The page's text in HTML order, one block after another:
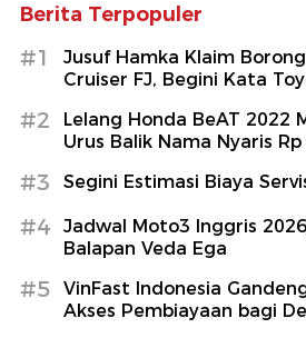
Berita Terpopuler
#1
Jusuf Hamka Klaim
Cruiser FJ, Begini Kata
#2
Lelang Honda BeAT 2022
Urus Balik Nama Nyaris
#3 Segini Estimasi Biaya
#4
Jadwal Moto3 Inggris
Balapan Veda Ega
#5
VinFast Indonesia
Akses Pembiayaan bagi